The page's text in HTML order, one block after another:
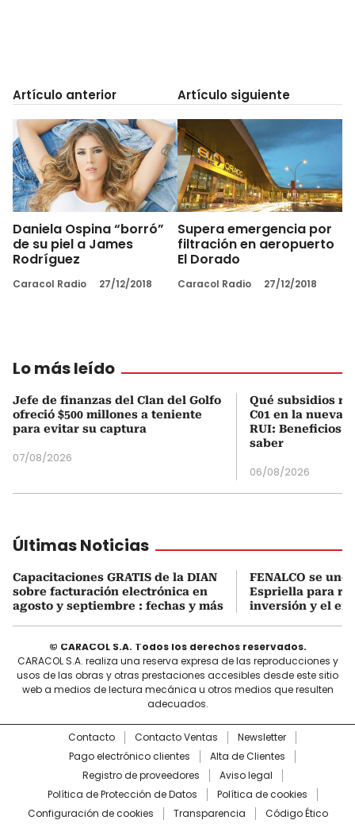
Artículo anterior
Daniela Ospina “borró”
de su piel a James
Rodríguez
Caracol Radio 27/12/2018
Artículo siguiente
Supera emergencia por
filtración en aeropuerto
El Dorado
Caracol Radio 27/12/2018
Lo más leído
Jefe de finanzas del Clan del Golfo
ofreció $500 millones a teniente
para evitar su captura
07/08/2026
Qué subsidios
C01 en la nueva
RUI: Beneficios
saber
06/08/2026
Últimas Noticias
Capacitaciones GRATIS de la DIAN
sobre facturación electrónica en
agosto y septiembre : fechas y más
FENALCO se une
Espriella para
inversión y el
© CARACOL S.A. Todos los derechos reservados.
CARACOL S.A. realiza una reserva expresa de las reproducciones y
usos de las obras y otras prestaciones accesibles desde este sitio
web a medios de lectura mecánica u otros medios que resulten
adecuados.
Contacto Contacto Ventas
Newsletter
Pago electrónico clientes
Alta de Clientes
Registro de proveedores
Aviso legal
Política de Protección de Datos
Política de cookies
Configuración de cookies
Transparencia Código Ético